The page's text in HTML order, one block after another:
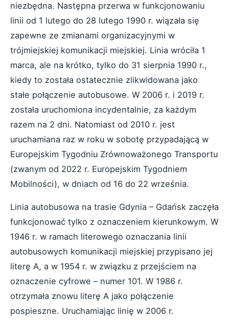
niezbędna. Następna przerwa w funkcjonowaniu
linii od 1 lutego do 28 lutego 1990 r. wiązała się
zapewne ze zmianami organizacyjnymi w
trójmiejskiej komunikacji miejskiej. Linia wróciła 1
marca, ale na krótko, tylko do 31 sierpnia 1990 r.,
kiedy to została ostatecznie zlikwidowana jako
stałe połączenie autobusowe. W 2006 r. i 2019 r.
została uruchomiona incydentalnie, za każdym
razem na 2 dni. Natomiast od 2010 r. jest
uruchamiana raz w roku w sobotę przypadającą w
Europejskim Tygodniu Zrównoważonego Transportu
(zwanym od 2022 r. Europejskim Tygodniem
Mobilności), w dniach od 16 do 22 września.
Linia autobusowa na trasie Gdynia – Gdańsk zaczęła
funkcjonować tylko z oznaczeniem kierunkowym. W
1946 r. w ramach literowego oznaczania linii
autobusowych komunikacji miejskiej przypisano jej
literę A, a w 1954 r. w związku z przejściem na
oznaczenie cyfrowe – numer 101. W 1986 r.
otrzymała znowu literę A jako połączenie
pospieszne. Uruchamiając linię w 2006 r.